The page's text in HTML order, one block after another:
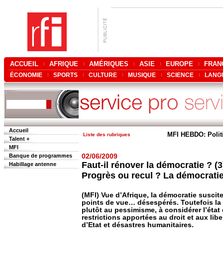
ACCUEIL AFRIQUE AMÉRIQUES ASIE EUROPE
ÉCONOMIE SPORTS CULTURE MUSIQUE SCIENCE
Accueil
Talent +
MFI
Banque de programmes
Habillage antenne
Liste des rubriques MFI HEBDO:
02/06/2009
Faut-il rénover la démocratie ?
Progrès ou recul ? La
(MFI) Vue d’Afrique, la démocratie
points de vue… désespérés. Toutefois
plutôt au pessimisme, à considérer
restrictions apportées au droit et aux
d’Etat et désastres humanitaires.